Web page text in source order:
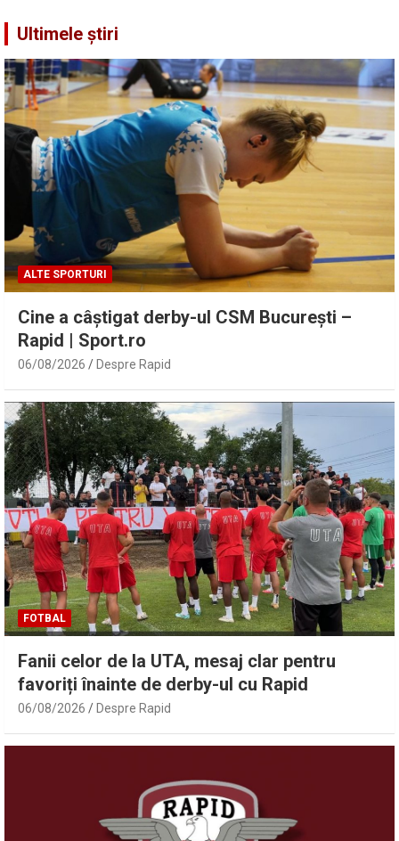
Ultimele știri
ALTE SPORTURI
Cine a câștigat derby-ul CSM București –
Rapid | Sport.ro
06/08/2026 Despre Rapid
FOTBAL
Fanii celor de la UTA, mesaj clar pentru
favoriți înainte de derby-ul cu Rapid
06/08/2026 Despre Rapid